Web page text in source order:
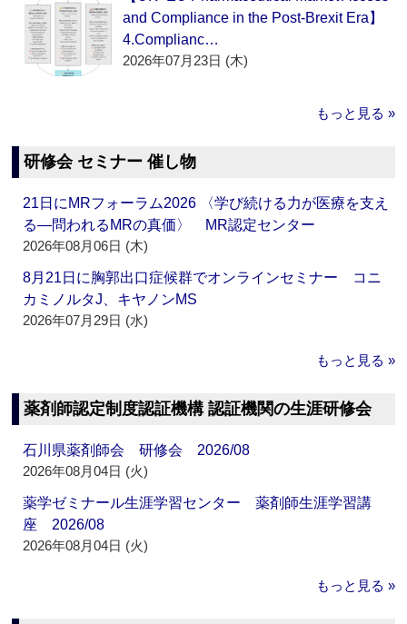
and Compliance in the Post-Brexit Era】
4.Complianc…
2026年07月23日 (木)
もっと見る »
研修会 セミナー 催し物
21日にMRフォーラム2026 〈学び続ける力が医療を支え
る―問われるMRの真価〉 MR認定センター
2026年08月06日 (木)
8月21日に胸郭出口症候群でオンラインセミナー コニ
カミノルタJ、キヤノンMS
2026年07月29日 (水)
もっと見る »
薬剤師認定制度認証機構 認証機関の生涯研修会
石川県薬剤師会 研修会 2026/08
2026年08月04日 (火)
薬学ゼミナール生涯学習センター 薬剤師生涯学習講
座 2026/08
2026年08月04日 (火)
もっと見る »